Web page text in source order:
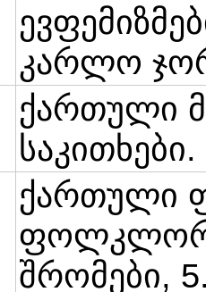
კარლო
ქართული
საკითხები.
ქართული
შრომები,